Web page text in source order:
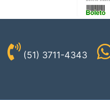
(51) 3711-4343